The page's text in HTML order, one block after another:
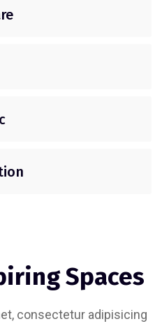
Spaces
consectetur adipisicing